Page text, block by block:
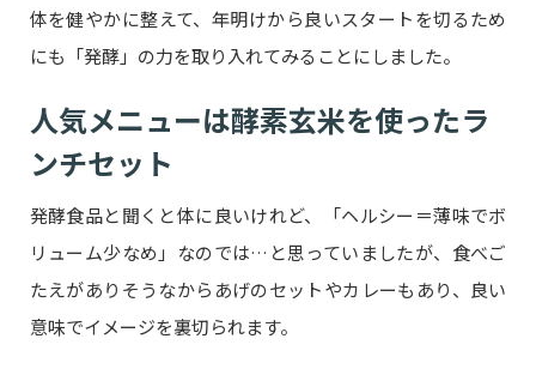
体を健やかに整えて、年明けから良いスタートを切るため
にも「発酵」の力を取り入れてみることにしました。
人気メニューは酵素玄米を使ったラ
ンチセット
発酵食品と聞くと体に良いけれど、「ヘルシー＝薄味でボ
リューム少なめ」なのでは…と思っていましたが、食べご
たえがありそうなからあげのセットやカレーもあり、良い
意味でイメージを裏切られます。